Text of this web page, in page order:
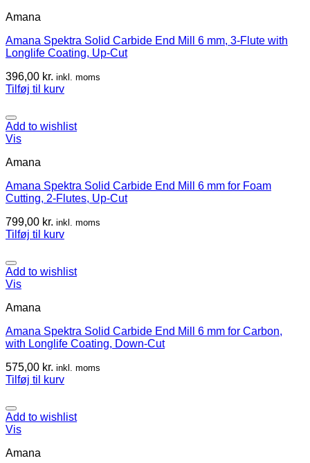
Amana
Amana Spektra Solid Carbide End Mill 6 mm, 3-Flute with
Longlife Coating, Up-Cut
396,00 kr. inkl. moms
Tilføj til kurv
Add to wishlist
Vis
Amana
Amana Spektra Solid Carbide End Mill 6 mm for Foam
Cutting, 2-Flutes, Up-Cut
799,00 kr. inkl. moms
Tilføj til kurv
Add to wishlist
Vis
Amana
Amana Spektra Solid Carbide End Mill 6 mm for Carbon,
with Longlife Coating, Down-Cut
575,00 kr. inkl. moms
Tilføj til kurv
Add to wishlist
Vis
Amana